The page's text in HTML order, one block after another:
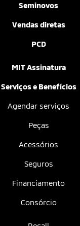
Seminovos
Vendas diretas
PCD
MIT Assinatura
Serviços e Benefícios
Agendar serviços
Peças
Acessórios
Seguros
Financiamento
Consórcio